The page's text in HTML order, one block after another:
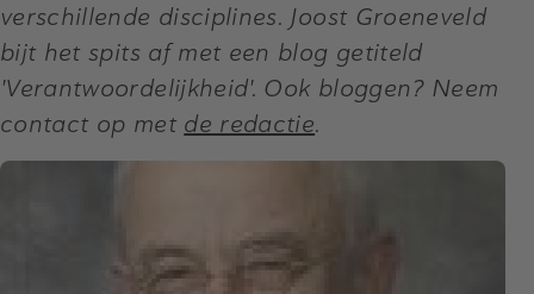
verschillende disciplines. Joost Groeneveld
bijt het spits af met een blog getiteld
'Verantwoordelijkheid'. Ook bloggen? Neem
contact op met de redactie.